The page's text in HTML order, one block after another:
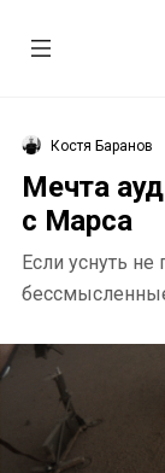
Костя Баранов
Мечта
с Марса
Если уснуть не